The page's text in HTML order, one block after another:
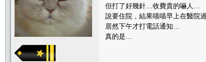
但打了好幾針…收費貴的嚇人…
說要住院，結果喵喵早上在醫院過
居然下午才打電話通知…
真的是…